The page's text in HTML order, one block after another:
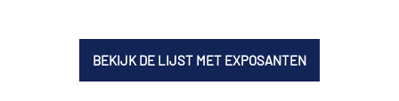
BEKIJK DE LIJST MET EXPOSANTEN